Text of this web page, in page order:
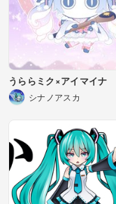
うららミク×アイマイナ
シナノアスカ